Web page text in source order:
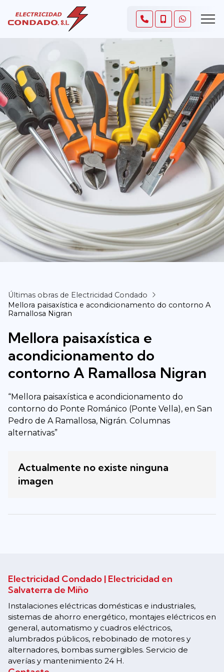
Últimas obras de Electricidad Condado
Mellora paisaxística e acondicionamento do contorno A
Ramallosa Nigran
Mellora paisaxística e
acondicionamento do
contorno A Ramallosa Nigran
“Mellora paisaxística e acondicionamento do
contorno do Ponte Románico (Ponte Vella), en San
Pedro de A Ramallosa, Nigrán. Columnas
alternativas”
Actualmente no existe ninguna
imagen
Electricidad Condado | Electricidad en
Salvaterra de Miño
Instalaciones eléctricas domésticas e industriales,
sistemas de ahorro energético, montajes eléctricos en
general, automatismo y cuadros eléctricos,
alumbrados públicos, rebobinado de motores y
alternadores, bombas sumergibles. Servicio de
averías y mantenimiento 24 H.